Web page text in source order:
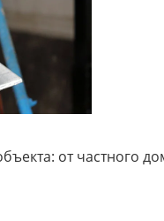
от частного